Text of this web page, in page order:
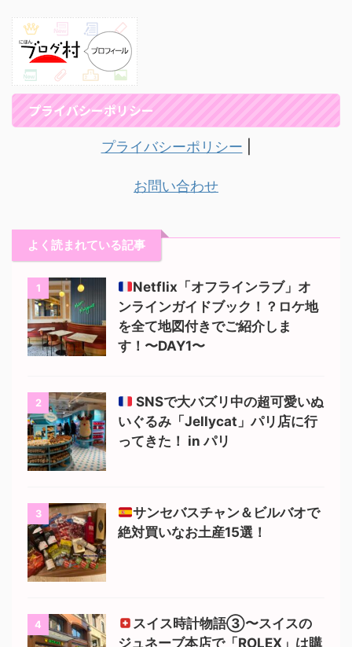
プライバシーポリシー
プライバシーポリシー
お問い合わせ
よく読まれている記事
1
Netflix「オフラインラブ」オ
ンラインガイドブック！？ロケ地
を全て地図付きでご紹介しま
す！〜DAY1〜
2
SNSで大バズリ中の超可愛いぬ
いぐるみ「Jellycat」パリ店に行
ってきた！ in パリ
3
サンセバスチャン＆ビルバオで
絶対買いなお土産15選！
4
スイス時計物語③〜スイスの
ジュネーブ本店で「ROLEX」は購